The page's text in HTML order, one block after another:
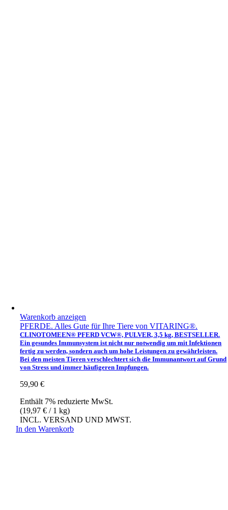
Warenkorb anzeigen
PFERDE. Alles Gute für Ihre Tiere von VITARING®.
CLINOTOMEEN® PFERD VCW®, PULVER, 3,5 kg, BESTSELLER.
Ein gesundes Immunsystem ist nicht nur notwendig um mit Infektionen
fertig zu werden, sondern auch um hohe Leistungen zu gewährleisten.
Bei den meisten Tieren verschlechtert sich die Immunantwort auf Grund
von Stress und immer häufigeren Impfungen.
59,90€
Enthält 7% reduzierte MwSt.
(19,97€ / 1 kg)
INCL. VERSAND UND MWST.
In den Warenkorb